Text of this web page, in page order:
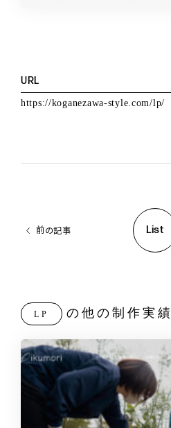
URL
https://koganezawa-style.com/lp/
前の記事 List
LP の他の制作実績